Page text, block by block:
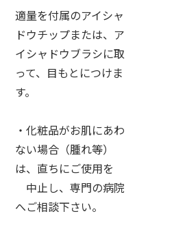
適量を付属のアイシャ
ドウチップまたは、ア
イシャドウブラシに取
って、目もとにつけま
す。
・化粧品がお肌にあわ
ない場合（腫れ等）
は、直ちにご使用を
中止し、専門の病院
へご相談下さい。